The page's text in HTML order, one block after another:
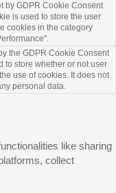
by GDPR Cookie Consent
is used to store the user
cookies in the category
the GDPR Cookie Consent
to store whether or not user
use of cookies. It does not
personal data.
like sharing
collect